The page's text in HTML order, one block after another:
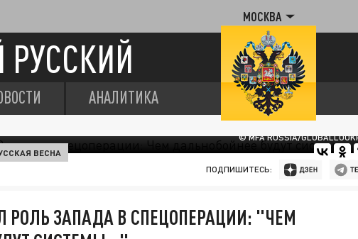
МОСКВА
АНАЛИТИКА
© MFA RUSSIA/
ВЕСНА
ПОДПИШИТЕСЬ:
РОЛЬ ЗАПАДА В СПЕЦОПЕРАЦИИ: "ЧЕМ